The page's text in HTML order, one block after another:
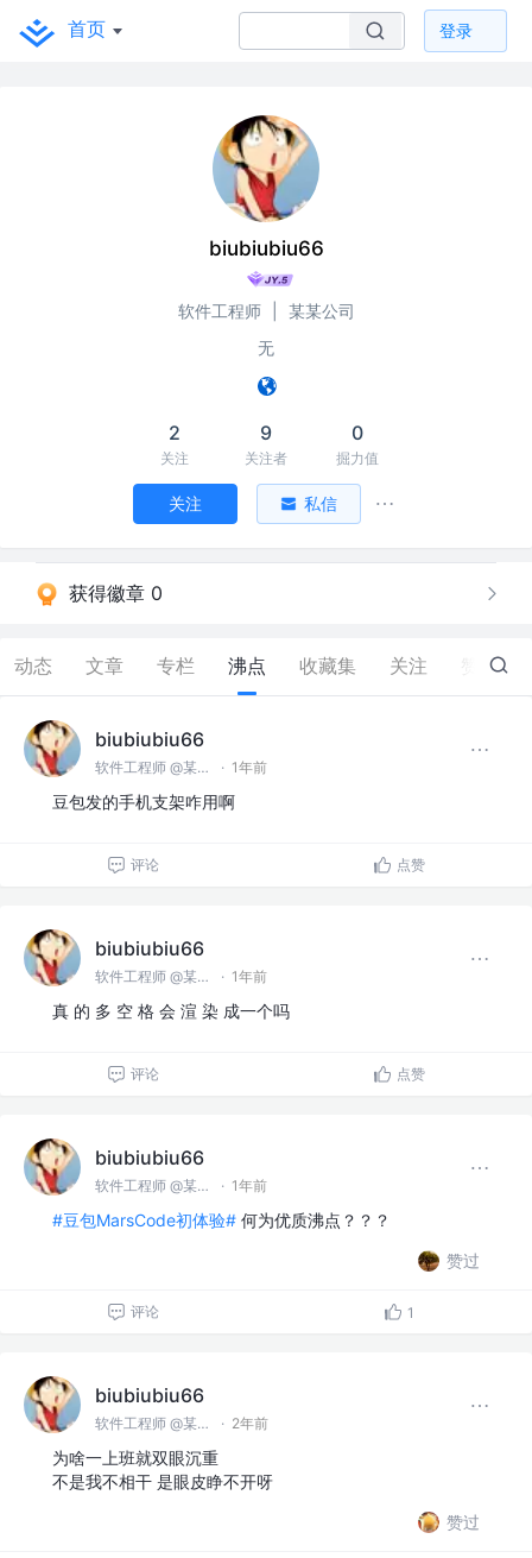
首页 登录
biubiubiu66
软件工程师
某某公司
无
2
关注
9
关注者
0
掘力值
关注 私信
获得徽章 0
动态 文章 专栏 沸点 收藏集 关注 49
biubiubiu66
软件工程师 @某某公司 · 1年前
豆包发的手机支架咋用啊
评论 点赞
biubiubiu66
软件工程师 @某某公司 · 1年前
真 的 多 空 格 会 渲 染 成一个吗
评论 点赞
biubiubiu66
软件工程师 @某某公司 · 1年前
#豆包MarsCode初体验# 何为优质沸点？？？
赞过
评论 1
biubiubiu66
软件工程师 @某某公司 · 2年前
为啥一上班就双眼沉重
不是我不相干 是眼皮睁不开呀
赞过